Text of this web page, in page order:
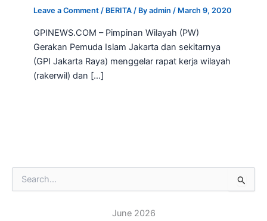
Leave a Comment / BERITA / Byadmin/ March 9, 2020
GPINEWS.COM – Pimpinan Wilayah (PW)
Gerakan Pemuda Islam Jakarta dan sekitarnya
(GPI Jakarta Raya) menggelar rapat kerja wilayah
(rakerwil) dan […]
e
June 2026